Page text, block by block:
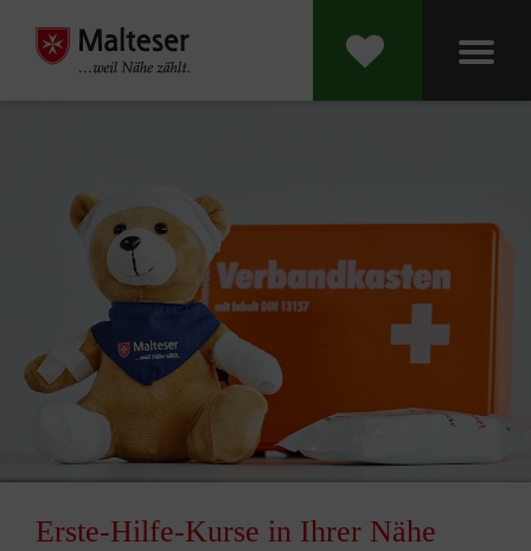
Erste-Hilfe-Kurse in Ihrer Nähe